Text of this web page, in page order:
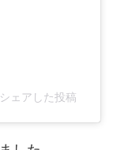
ェアした投稿